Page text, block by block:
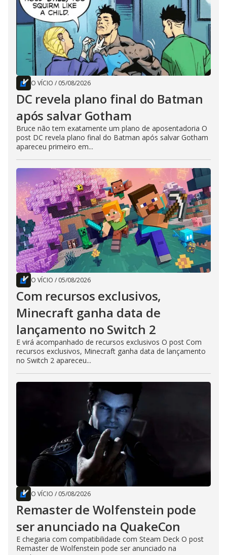
O VÍCIO / 05/08/2026
DC revela plano final do Batman
após salvar Gotham
Bruce não tem exatamente um plano de aposentadoria O
post DC revela plano final do Batman após salvar Gotham
apareceu primeiro em...
O VÍCIO / 05/08/2026
Com recursos exclusivos,
Minecraft ganha data de
lançamento no Switch 2
E virá acompanhado de recursos exclusivos O post Com
recursos exclusivos, Minecraft ganha data de lançamento
no Switch 2 apareceu...
O VÍCIO / 05/08/2026
Remaster de Wolfenstein pode
ser anunciado na QuakeCon
E chegaria com compatibilidade com Steam Deck O post
Remaster de Wolfenstein pode ser anunciado na